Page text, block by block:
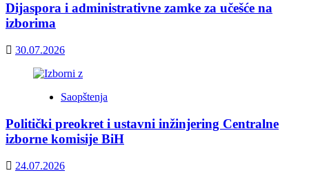
Dijaspora i administrativne zamke za učešće na
izborima
30.07.2026
Saopštenja
Politički preokret i ustavni inžinjering Centralne
izborne komisije BiH
24.07.2026